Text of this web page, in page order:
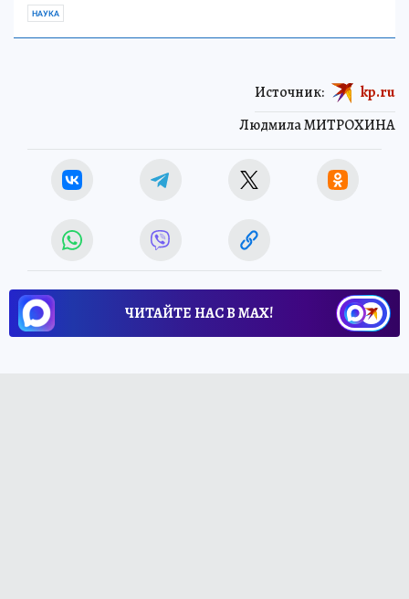
НАУКА
Людмила МИТРОХИНА
Источник: kp.ru
ЧИТАЙТЕ НАС В МАХ!